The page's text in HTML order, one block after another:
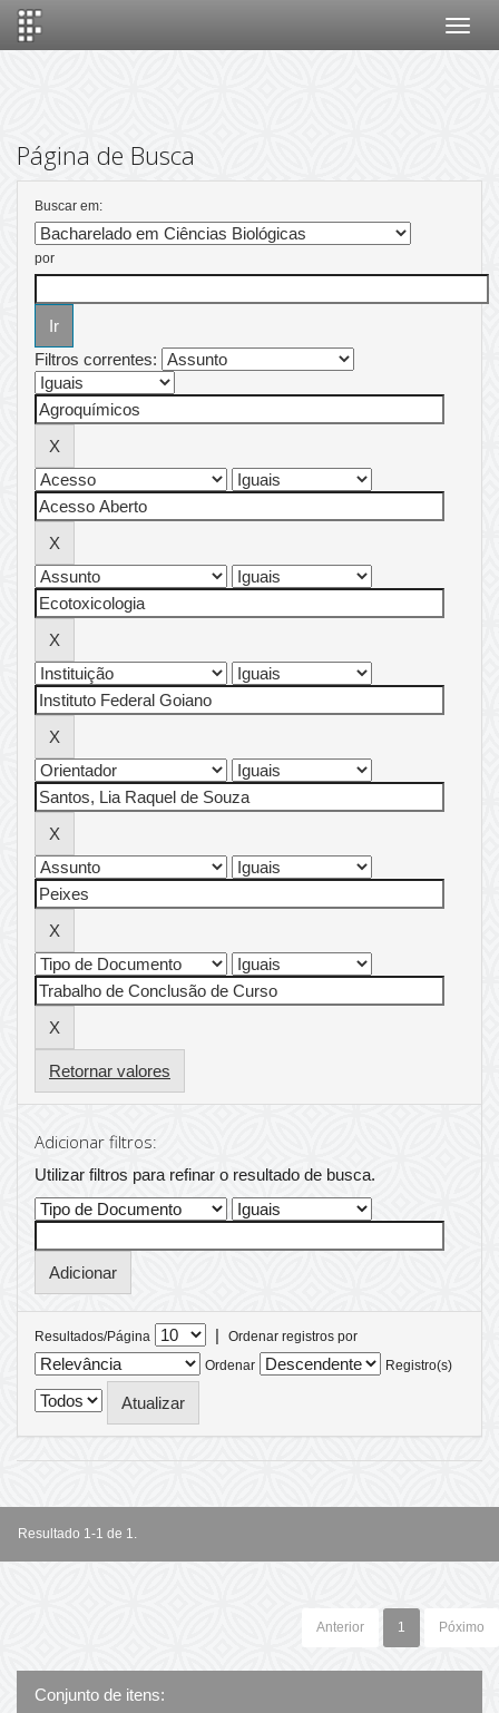
Página de Busca
Buscar em:
por
Filtros correntes:
Retornar valores
Adicionar filtros:
Utilizar filtros para refinar o resultado de busca.
Resultados/Página |
Ordenar registros por
Ordenar
Registro(s)
Resultado 1-1 de 1.
Anterior 1 Póximo
Conjunto de itens: